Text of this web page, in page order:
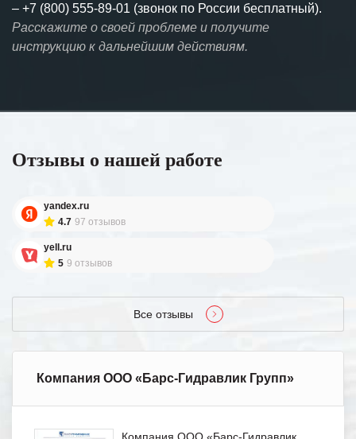
– +7 (800) 555-89-01 (звонок по России бесплатный).
Расскажите о своей проблеме и получите
инструкцию к дальнейшим действиям.
Отзывы о нашей работе
yandex.ru
4.7 97 отзывов
yell.ru
5 9 отзывов
Все отзывы
Компания ООО «Барс-Гидравлик Групп»
Компания ООО «Барс-Гидравлик